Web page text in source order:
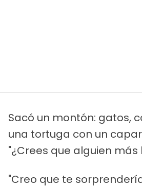
Sacó un montón: gatos,
una tortuga con un
"¿Crees que alguien más
"Creo que te